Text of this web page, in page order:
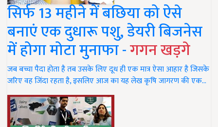
सिर्फ 13 महीने में बछिया को ऐसे
बनाएं एक दुधारू पशु, डेयरी बिजनेस
में होगा मोटा मुनाफा -गगन खड़गे
जब बच्चा पैदा होता है तब उसके लिए दूध ही एक मात्र ऐसा आहार है जिसके
जरिए वह जिंदा रहता है, इसलिए आज का यह लेख कृषि जागरण की एक…